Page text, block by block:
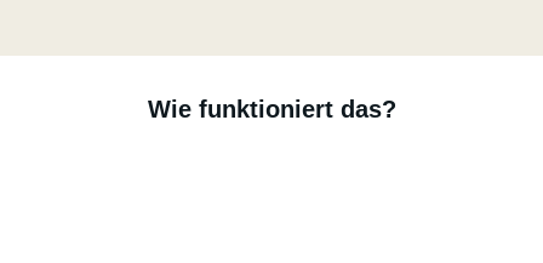
Wie funktioniert das?